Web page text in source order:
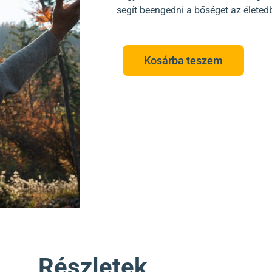
segít beengedni a bőséget az
Kosárba teszem